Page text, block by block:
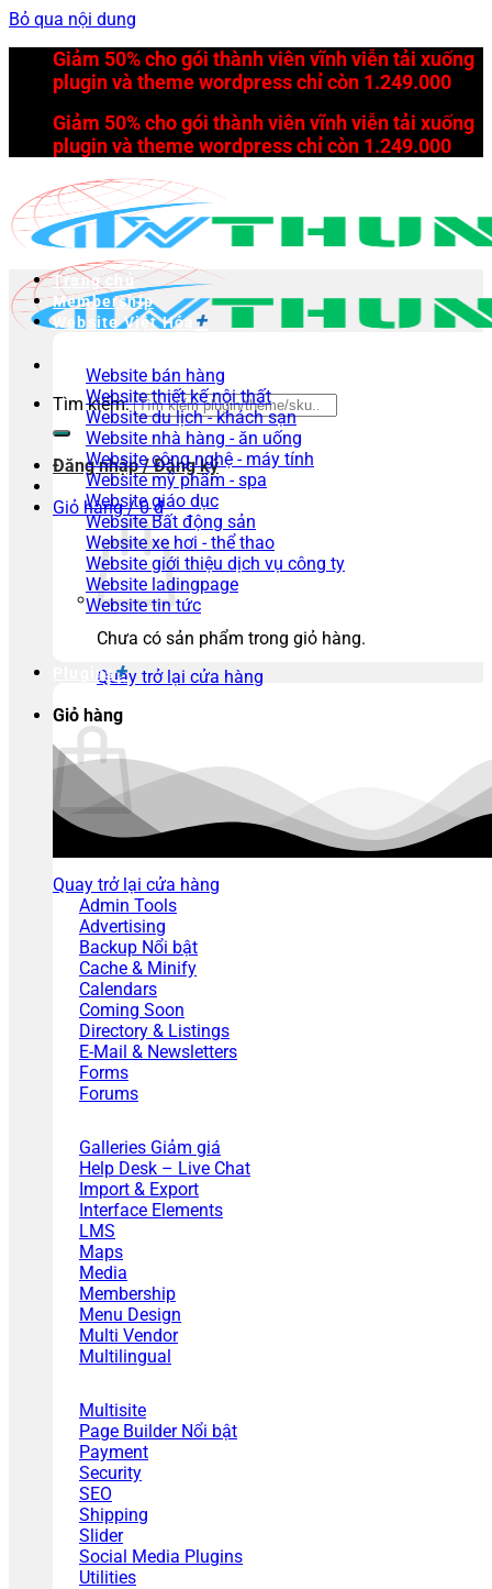
Bỏ qua nội dung
Giảm 50% cho gói thành viên vĩnh viễn tải xuống
plugin và theme wordpress chỉ còn 1.249.000
Giảm 50% cho gói thành viên vĩnh viễn tải xuống
plugin và theme wordpress chỉ còn 1.249.000
Tìm kiếm:
Đăng nhập / Đăng ký
Giỏ hàng /0₫
Chưa có sản phẩm trong giỏ hàng.
Quay trở lại cửa hàng
Giỏ hàng
Chưa có sản phẩm trong giỏ hàng.
Quay trở lại cửa hàng
Trang chủ
Membership
Website Việt Hóa
Website bán hàng
Website thiết kế nội thất
Website du lịch - khách sạn
Website nhà hàng - ăn uống
Website công nghệ - máy tính
Website mỹ phẩm - spa
Website giáo dục
Website Bất động sản
Website xe hơi - thể thao
Website giới thiệu dịch vụ công ty
Website ladingpage
Website tin tức
Plugins
Admin Tools
Advertising
Backup
Cache & Minify
Calendars
Coming Soon
Directory & Listings
E-Mail & Newsletters
Forms
Forums
Galleries
Help Desk – Live Chat
Import & Export
Interface Elements
LMS
Maps
Media
Membership
Menu Design
Multi Vendor
Multilingual
Multisite
Page Builder
Payment
Security
SEO
Shipping
Slider
Social Media Plugins
Utilities